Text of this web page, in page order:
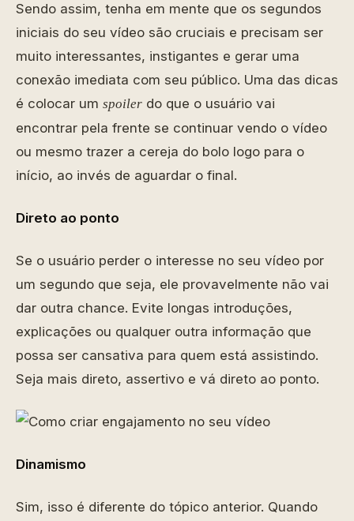
Sendo assim, tenha em mente que os segundos
iniciais do seu vídeo são cruciais e precisam ser
muito interessantes, instigantes e gerar uma
conexão imediata com seu público. Uma das dicas
é colocar um spoiler do que o usuário vai
encontrar pela frente se continuar vendo o vídeo
ou mesmo trazer a cereja do bolo logo para o
início, ao invés de aguardar o final.
Direto ao ponto
Se o usuário perder o interesse no seu vídeo por
um segundo que seja, ele provavelmente não vai
dar outra chance. Evite longas introduções,
explicações ou qualquer outra informação que
possa ser cansativa para quem está assistindo.
Seja mais direto, assertivo e vá direto ao ponto.
Dinamismo
Sim, isso é diferente do tópico anterior. Quando